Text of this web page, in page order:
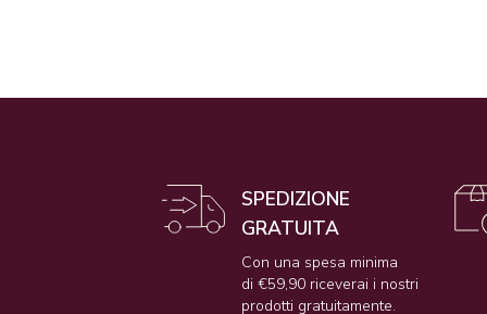
SPEDIZIONE
GRATUITA
Con una spesa minima
di €59,90 riceverai i nostri
prodotti gratuitamente.